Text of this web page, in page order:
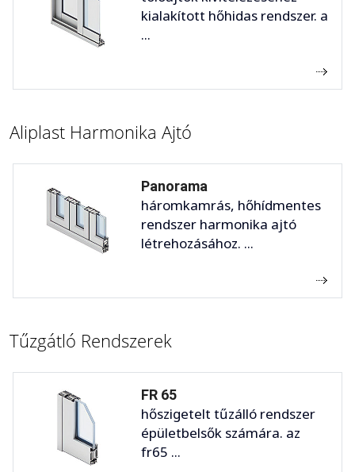
kialakított hőhidas rendszer. a
...
Aliplast Harmonika Ajtó
Panorama
háromkamrás, hőhídmentes
rendszer harmonika ajtó
létrehozásához. ...
Tűzgátló Rendszerek
FR 65
hőszigetelt tűzálló rendszer
épületbelsők számára. az
fr65 ...